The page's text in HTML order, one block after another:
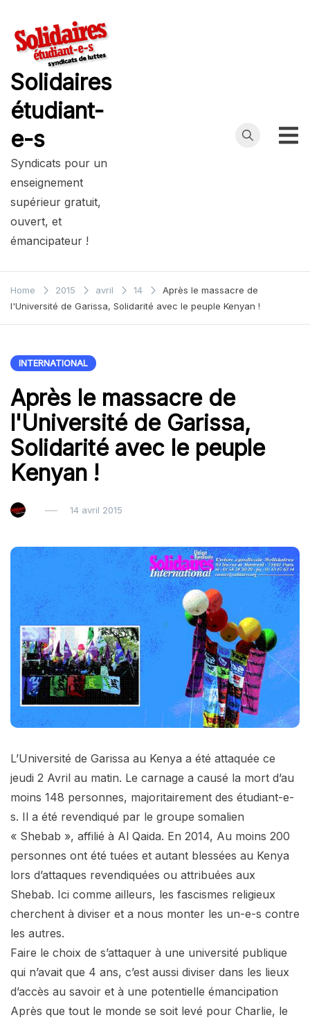
content
Solidaires
étudiant-
e-s
Syndicats pour un
enseignement
supérieur gratuit,
ouvert, et
émancipateur !
Home 2015 avril 14
Après le massacre de
l'Université de Garissa, Solidarité avec le peuple Kenyan !
INTERNATIONAL
Après le massacre de
l'Université de Garissa,
Solidarité avec le peuple
Kenyan !
14 avril 2015
L’Université de Garissa au Kenya a été attaquée ce
jeudi 2 Avril au matin. Le carnage a causé la mort d’au
moins 148 personnes, majoritairement des étudiant-e-
s. Il a été revendiqué par le groupe somalien
« Shebab », affilié à Al Qaida. En 2014, Au moins 200
personnes ont été tuées et autant blessées au Kenya
lors d’attaques revendiquées ou attribuées aux
Shebab. Ici comme ailleurs, les fascismes religieux
cherchent à diviser et a nous monter les un-e-s contre
les autres.
Faire le choix de s’attaquer à une université publique
qui n’avait que 4 ans, c’est aussi diviser dans les lieux
d’accès au savoir et à une potentielle émancipation
Après que tout le monde se soit levé pour Charlie, le